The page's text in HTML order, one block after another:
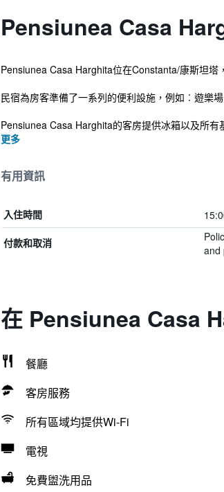
Pensiunea Casa
Pensiunea Casa Harghita位在Constanta/康斯坦塔
民宿為房客準備了一系列的便利設施，例如︰遊樂
Pensiunea Casa Harghita的客房提供冰箱以及所有
更多
有用資訊
入住時間
付款和取消
and
在 Pensiunea Casa
餐廳
客房服務
所有區域均提供Wi-Fi
電視
免費盥洗用品